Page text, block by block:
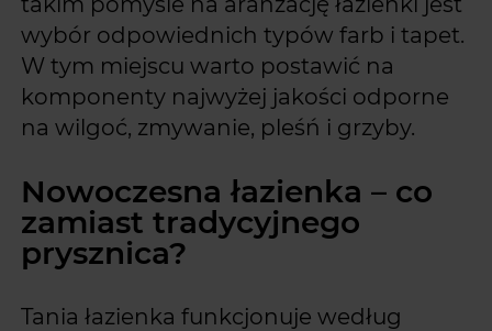
wybór odpowiednich typów farb i tapet.
W tym miejscu warto postawić na
komponenty najwyżej jakości odporne
na wilgoć, zmywanie, pleśń i grzyby.
Nowoczesna łazienka – co
zamiast tradycyjnego
prysznica?
Tania łazienka funkcjonuje według